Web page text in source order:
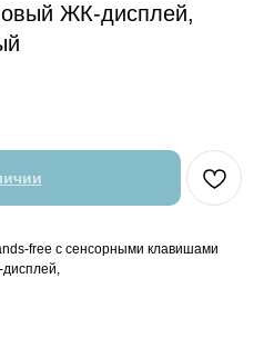
ЖК-дисплей,
free с сенсорными клавишами